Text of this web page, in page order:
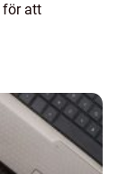
för att